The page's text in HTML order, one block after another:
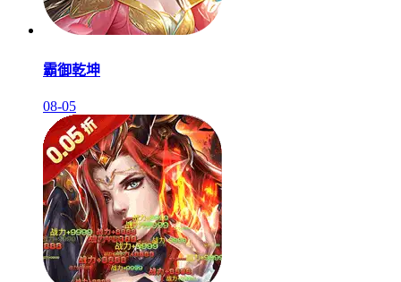
霸御乾坤
08-05